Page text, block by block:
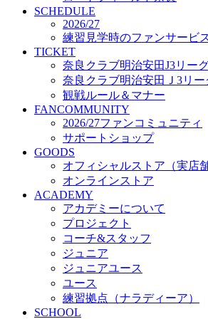
プロジェクト
コーチ&スタッフ
ジュニア
ジュニアユース
ユース
練習拠点（ナラディーア）
SCHOOL
CLUB
2026/27 パートナー企業
パートナー募集
クラブ理念
クラブ情報
サステナビリティ
Web制作支援
応援プロジェクト
SCHEDULE
2026/27
練習見学時のファンサービ
TICKET
奈良クラブ明治安田J3リー
奈良クラブ明治安田Ｊ3リー
観戦ルール＆マナー
FANCOMMUNITY
2026/27ファンコミュニティ
サポートショップ
GOODS
オフィシャルストア（実店舗
オンラインストア
ACADEMY
アカデミーについて
プロジェクト
コーチ&スタッフ
ジュニア
ジュニアユース
ユース
練習拠点（ナラディーア）
SCHOOL